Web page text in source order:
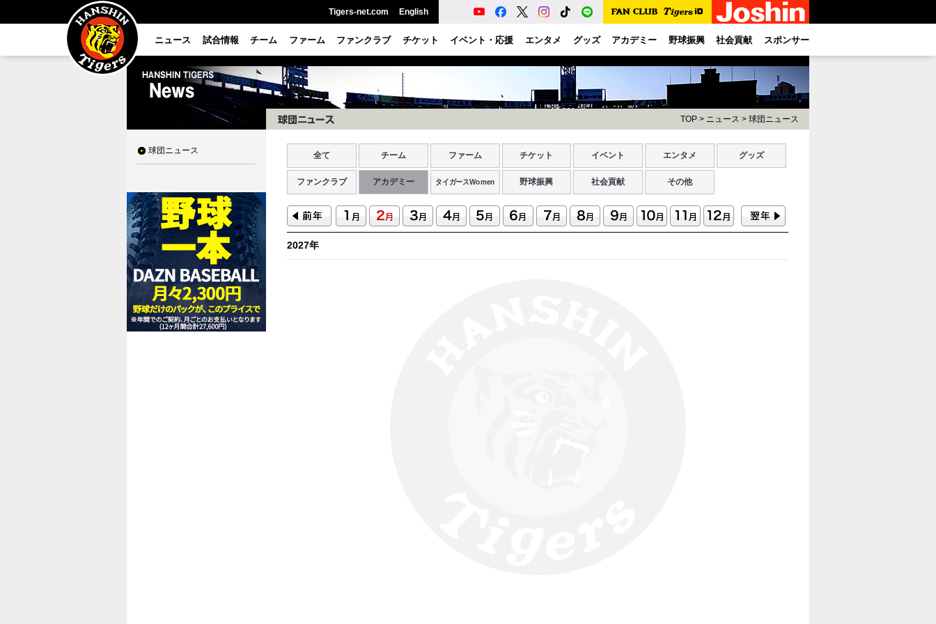
Tigers-net.com English
ニュース 試合情報 チーム ファーム ファンクラブ チケット イベント・応援 エンタメ グッズ アカデミー 野球振興 社会貢献 スポンサー
球団ニュース
TOP > ニュース > 球団ニュース
全て チーム ファーム チケット イベント エンタメ グッズ
ファンクラブ アカデミー タイガースWomen 野球振興 社会貢献 その他
2027年